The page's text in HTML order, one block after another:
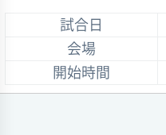
試合日
会場
開始時間